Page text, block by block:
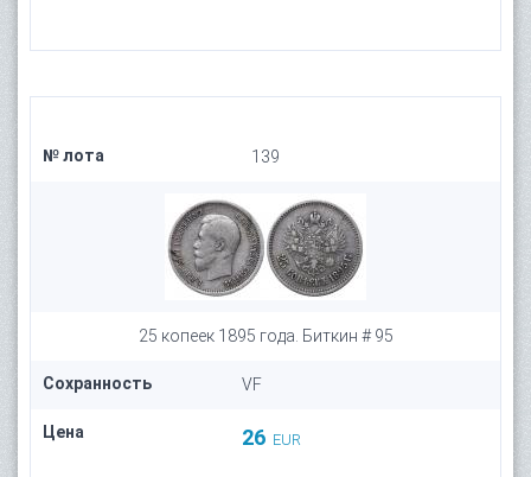
№ лота 139
25 копеек 1895 года. Биткин # 95
Сохранность VF
Цена 26 EUR